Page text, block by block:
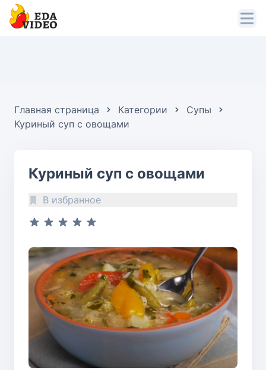
Главная страница Категории
Супы
Куриный суп с овощами
Куриный суп с овощами
В избранное